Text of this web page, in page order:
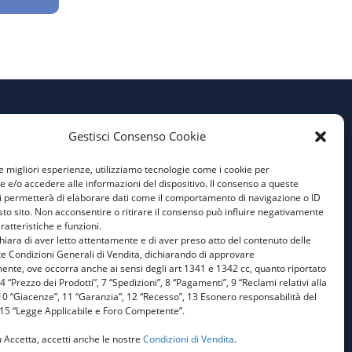
Gestisci Consenso Cookie
migliori esperienze, utilizziamo tecnologie come i cookie per
e/o accedere alle informazioni del dispositivo. Il consenso a queste
permetterà di elaborare dati come il comportamento di navigazione o ID
sito. Non acconsentire o ritirare il consenso può influire negativamente
e funzioni.
di aver letto attentamente e di aver preso atto del contenuto delle
Condizioni Generali di Vendita, dichiarando di approvare
ove occorra anche ai sensi degli art 1341 e 1342 cc, quanto riportato
“Prezzo dei Prodotti”, 7 “Spedizioni”, 8 “Pagamenti”, 9 “Reclami relativi alla
“Giacenze”, 11 “Garanzia”, 12 “Recesso”, 13 Esonero responsabilità del
“Legge Applicabile e Foro Competente”.
Accetta, accetti anche le nostre Condizioni di Vendita.
Privacy Policy
Cookie Policy
Condizioni Generali di
Vendita
Aiuti di Stato 1
Aiuti di Stato 2